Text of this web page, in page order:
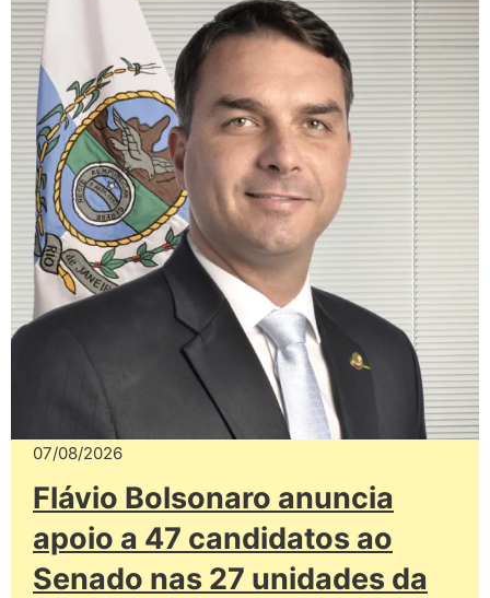
07/08/2026
Flávio Bolsonaro anuncia
apoio a 47 candidatos ao
Senado nas 27 unidades da